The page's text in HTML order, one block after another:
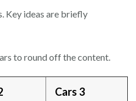
Key ideas are briefly
to round off the content.
Cars 3